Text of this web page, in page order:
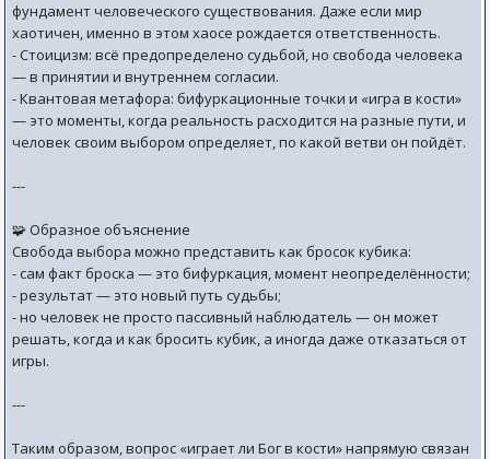
фундамент человеческого существования. Даже если мир
хаотичен, именно в этом хаосе рождается ответственность.
- Стоицизм: всё предопределено судьбой, но свобода человека
— в принятии и внутреннем согласии.
- Квантовая метафора: бифуркационные точки и «игра в кости»
— это моменты, когда реальность расходится на разные пути, и
человек своим выбором определяет, по какой ветви он пойдёт.
---
🧩 Образное объяснение
Свобода выбора можно представить как бросок кубика:
- сам факт броска — это бифуркация, момент неопределённости;
- результат — это новый путь судьбы;
- но человек не просто пассивный наблюдатель — он может
решать, когда и как бросить кубик, а иногда даже отказаться от
игры.
---
Таким образом, вопрос «играет ли Бог в кости» напрямую связан